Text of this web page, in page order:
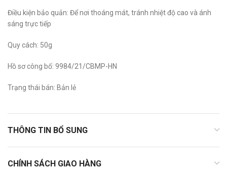
Điều kiện bảo quản: Để nơi thoáng mát, tránh nhiệt độ cao và ánh
sáng trực tiếp
Quy cách: 50g
Hồ sơ công bố: 9984/21/CBMP-HN
Trạng thái bán: Bản lẻ
THÔNG TIN BỔ SUNG
CHÍNH SÁCH GIAO HÀNG